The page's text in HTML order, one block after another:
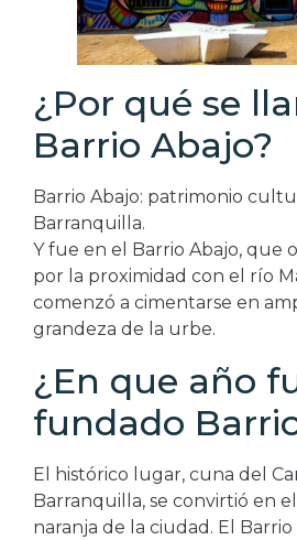
¿Por qué se
Barrio Abajo?
Barrio Abajo: patrimonio
Barranquilla.
Y fue en el Barrio Abajo, que
por la proximidad con el río
comenzó a cimentarse en
grandeza de la urbe.
¿En que año
fundado
El histórico lugar, cuna del
Barranquilla, se convirtió en
naranja de la ciudad. El